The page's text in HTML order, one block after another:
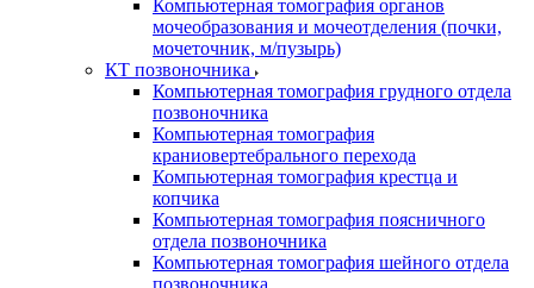
Компьютерная томография органов
мочеобразования и мочеотделения (почки,
мочеточник, м/пузырь)
КТ позвоночника
Компьютерная томография грудного отдела
позвоночника
Компьютерная томография
краниовертебрального перехода
Компьютерная томография крестца и
копчика
Компьютерная томография поясничного
отдела позвоночника
Компьютерная томография шейного отдела
позвоночника